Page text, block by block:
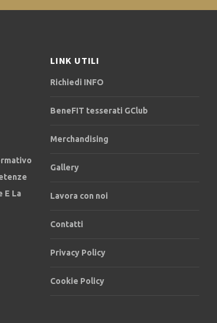
E La
LINK UTILI
Richiedi INFO
BeneFIT tesserati GClub
Merchandising
Gallery
Lavora con noi
Contatti
Privacy Policy
Cookie Policy